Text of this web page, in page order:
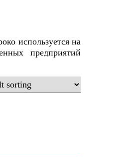
используется на
предприятий